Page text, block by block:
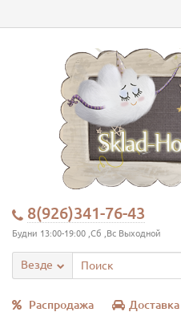
8(926)341-76-43
Будни 13:00-19:00 ,Сб ,Вс Выходной
Везде
Распродажа